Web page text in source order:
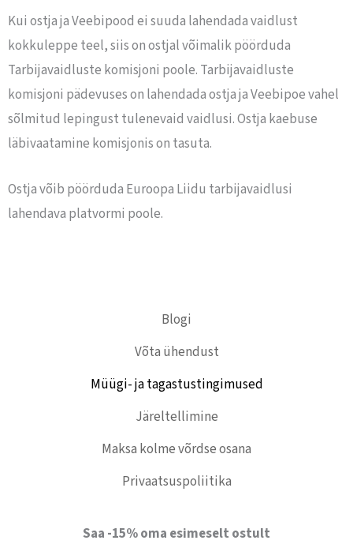
Kui ostja ja Veebipood ei suuda lahendada vaidlust
kokkuleppe teel, siis on ostjal võimalik pöörduda
Tarbijavaidluste komisjoni poole. Tarbijavaidluste
komisjoni pädevuses on lahendada ostja ja Veebipoe vahel
sõlmitud lepingust tulenevaid vaidlusi. Ostja kaebuse
läbivaatamine komisjonis on tasuta.
Ostja võib pöörduda Euroopa Liidu tarbijavaidlusi
lahendava platvormi poole.
Blogi
Võta ühendust
Müügi- ja tagastustingimused
Järeltellimine
Maksa kolme võrdse osana
Privaatsuspoliitika
Saa -15% oma esimeselt ostult